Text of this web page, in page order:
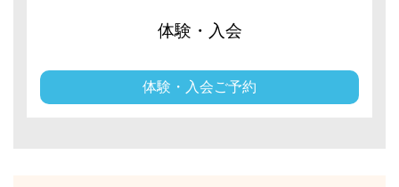
体験・入会
体験・入会ご予約